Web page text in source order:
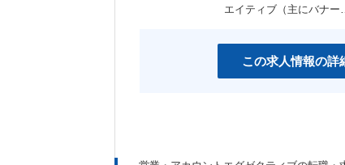
育児支援制度あり
エイティブ（主にバナ
この求人情報の詳